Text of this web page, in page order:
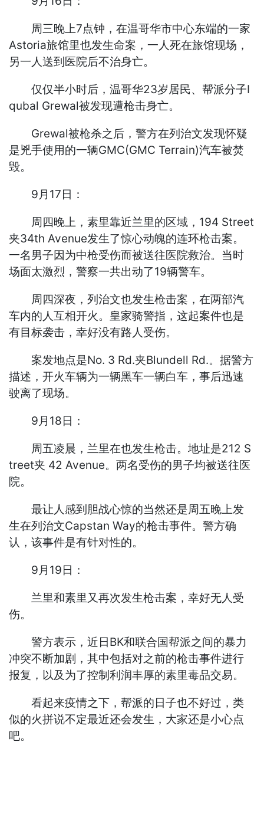
周三晚上7点钟，在温哥华市中心东端的一家
Astoria旅馆里也发生命案，一人死在旅馆现场，
另一人送到医院后不治身亡。
仅仅半小时后，温哥华23岁居民、帮派分子I
qubal Grewal被发现遭枪击身亡。
Grewal被枪杀之后，警方在列治文发现怀疑
是兇手使用的一辆GMC(GMC Terrain)汽车被焚
毁。
9月17日：
周四晚上，素里靠近兰里的区域，194 Street
夹34th Avenue发生了惊心动魄的连环枪击案。
一名男子因为中枪受伤而被送往医院救治。当时
场面太激烈，警察一共出动了19辆警车。
周四深夜，列治文也发生枪击案，在两部汽
车内的人互相开火。皇家骑警指，这起案件也是
有目标袭击，幸好没有路人受伤。
案发地点是No. 3 Rd.夹Blundell Rd.。据警方
描述，开火车辆为一辆黑车一辆白车，事后迅速
驶离了现场。
9月18日：
周五凌晨，兰里在也发生枪击。地址是212 S
treet夹 42 Avenue。两名受伤的男子均被送往医
院。
最让人感到胆战心惊的当然还是周五晚上发
生在列治文Capstan Way的枪击事件。警方确
认，该事件是有针对性的。
9月19日：
兰里和素里又再次发生枪击案，幸好无人受
伤。
警方表示，近日BK和联合国帮派之间的暴力
冲突不断加剧，其中包括对之前的枪击事件进行
报复，以及为了控制利润丰厚的素里毒品交易。
看起来疫情之下，帮派的日子也不好过，类
似的火拼说不定最近还会发生，大家还是小心点
吧。